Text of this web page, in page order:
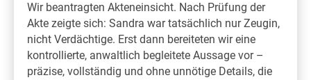
Wir beantragten Akteneinsicht. Nach Prüfung der
Akte zeigte sich: Sandra war tatsächlich nur Zeugin,
nicht Verdächtige. Erst dann bereiteten wir eine
kontrollierte, anwaltlich begleitete Aussage vor –
präzise, vollständig und ohne unnötige Details, die